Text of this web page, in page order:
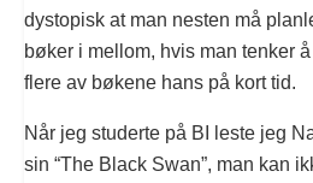
dystopisk at man nesten må
bøker i mellom, hvis man tenker
flere av bøkene hans på kort tid.
Når jeg studerte på BI leste jeg
sin “The Black Swan”, man kan